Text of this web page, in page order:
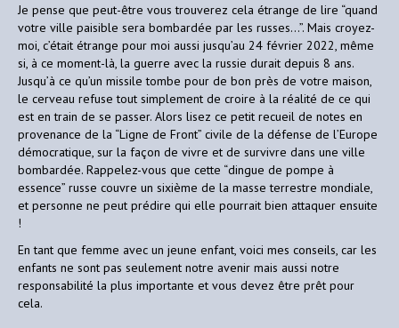
Je pense que peut-être vous trouverez cela étrange de lire “quand
votre ville paisible sera bombardée par les russes…”. Mais croyez-
moi, c’était étrange pour moi aussi jusqu’au 24 février 2022, même
si, à ce moment-là, la guerre avec la russie durait depuis 8 ans.
Jusqu’à ce qu’un missile tombe pour de bon près de votre maison,
le cerveau refuse tout simplement de croire à la réalité de ce qui
est en train de se passer. Alors lisez ce petit recueil de notes en
provenance de la “Ligne de Front” civile de la défense de l’Europe
démocratique, sur la façon de vivre et de survivre dans une ville
bombardée. Rappelez-vous que cette “dingue de pompe à
essence” russe couvre un sixième de la masse terrestre mondiale,
et personne ne peut prédire qui elle pourrait bien attaquer ensuite
!
En tant que femme avec un jeune enfant, voici mes conseils, car les
enfants ne sont pas seulement notre avenir mais aussi notre
responsabilité la plus importante et vous devez être prêt pour
cela.